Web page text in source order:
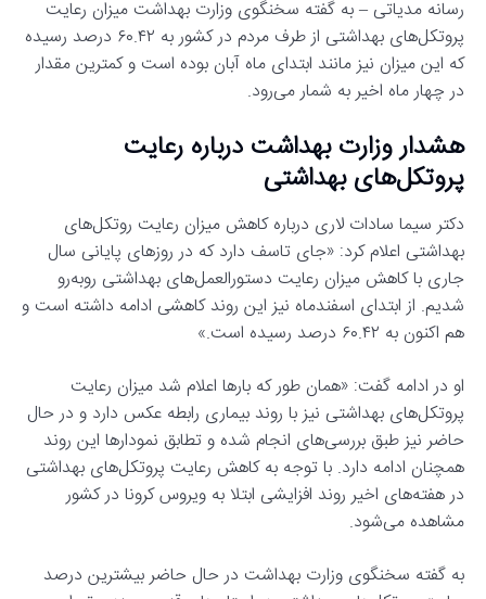
رسانه مدیاتی – به گفته سخنگوی وزارت بهداشت میزان رعایت
پروتکل‌های بهداشتی از طرف مردم در کشور به ۶۰.۴۲ درصد رسیده
که این میزان نیز مانند ابتدای ماه آبان بوده است و کمترین مقدار
در چهار ماه اخیر به شمار می‌رود.
هشدار وزارت بهداشت درباره رعایت
پروتکل‌های بهداشتی
دکتر سیما سادات لاری درباره کاهش میزان رعایت روتکل‌های
بهداشتی اعلام کرد: «جای تاسف دارد که در روزهای پایانی سال
جاری با کاهش میزان رعایت دستورالعمل‌های بهداشتی روبه‌رو
شدیم. از ابتدای اسفندماه نیز این روند کاهشی ادامه داشته است و
هم اکنون به ۶۰.۴۲ درصد رسیده است.»
او در ادامه گفت: «همان طور که بارها اعلام شد میزان رعایت
پروتکل‌های بهداشتی نیز با روند بیماری رابطه عکس دارد و در حال
حاضر نیز طبق بررسی‌های انجام شده و تطابق نمودارها این روند
همچنان ادامه دارد. با توجه به کاهش رعایت پروتکل‌های بهداشتی
در هفته‌های اخیر روند افزایشی ابتلا به ویروس کرونا در کشور
مشاهده می‌شود.
به گفته سخنگوی وزارت بهداشت در حال حاضر بیشترین درصد